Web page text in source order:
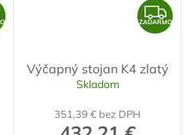
Z
A
A
ZADARMO
Výčapný stojan K4 zlatý
Skladom
351,39 € bez DPH